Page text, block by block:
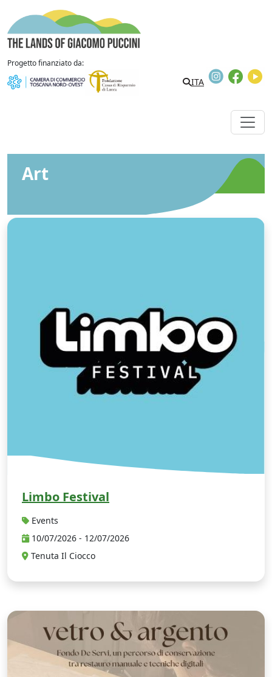
Skip to content
Progetto finanziato da:
ITA
Instagram
Art
Limbo Festival
Events
10/07/2026 - 12/07/2026
Tenuta Il Ciocco